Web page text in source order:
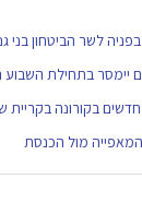
לשר הביטחון בני
בתחילת השבוע
בקורונה בקריית
המאפייה מול הכנסת